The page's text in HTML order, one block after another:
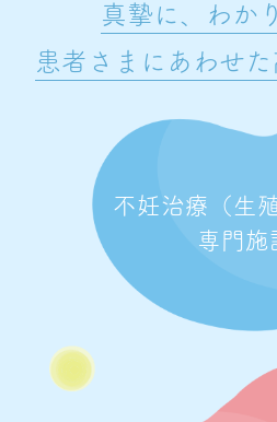
真摯に、わか
患者さまにあわせ
不妊治療（生
専門施